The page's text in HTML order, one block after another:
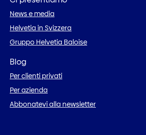
News e media
Helvetia in Svizzera
Gruppo Helvetia Baloise
Blog
Per clienti privati
Per azienda
Abbonatevi alla newsletter